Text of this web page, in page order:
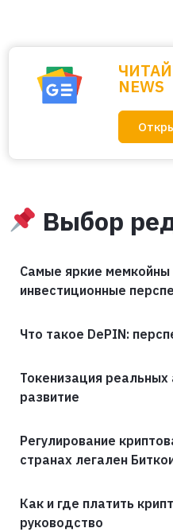
NEWS
Выбор
Самые яркие мемкойны
инвестиционные
Что такое DePIN:
Токенизация реальных
развитие
Регулирование
странах легален
Как и где платить
руководство